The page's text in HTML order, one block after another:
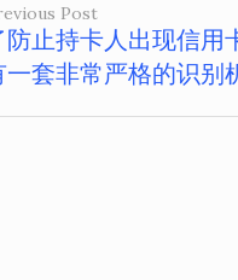
Post
防止持卡人出现信用
一套非常严格的识别